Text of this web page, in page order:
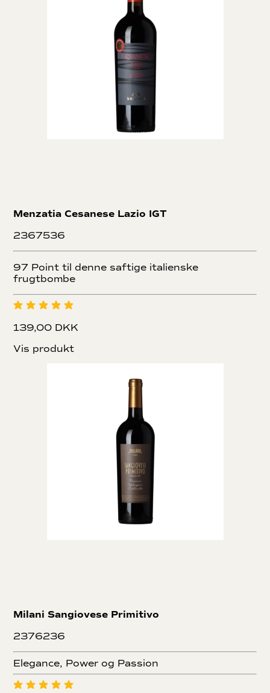
Menzatia Cesanese Lazio IGT
2367536
97 Point til denne saftige italienske
frugtbombe
139,00 DKK
Vis produkt
Milani Sangiovese Primitivo
2376236
Elegance, Power og Passion